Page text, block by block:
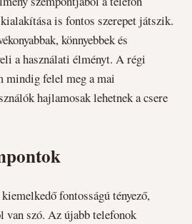
is fontos szerepet játszik.
könnyebbek és
a használati élményt. A régi
mindig felel meg a mai
hajlamosak lehetnek a csere
fontosságú tényező,
szó. Az újabb telefonok